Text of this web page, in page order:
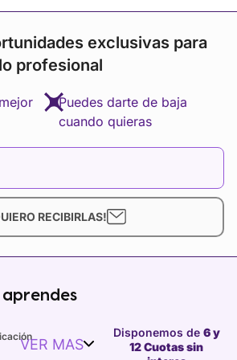
exclusivas para
profesional
RECIBIRLAS!
Puedes darte de baja
cuando quieras
aprendes
VER MAS
Disponemos de 6 y
12 Cuotas sin